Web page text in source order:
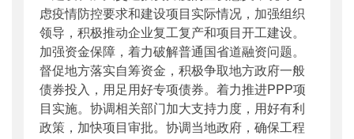
虑疫情防控要求和建设项目实际情况，加强组织
领导，积极推动企业复工复产和项目开工建设。
加强资金保障，着力破解普通国省道融资问题。
督促地方落实自筹资金，积极争取地方政府一般
债券投入，用足用好专项债券。着力推进PPP项
目实施。协调相关部门加大支持力度，用好有利
政策，加快项目审批。协调当地政府，确保工程